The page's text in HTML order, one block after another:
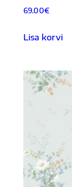
69.00€
Lisa korvi